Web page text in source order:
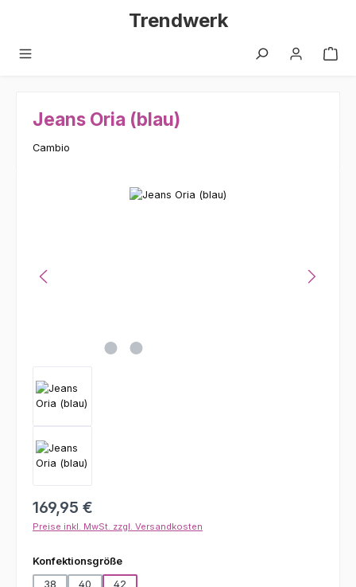
Zum Hauptinhalt springenTrendwerk
Jeans Oria (blau)
Cambio
Bildergalerie überspringen
Regulärer Preis:
169,95 €
Preise inkl. MwSt. zzgl. Versandkosten
Konfektionsgrößeauswählen
38
40 42